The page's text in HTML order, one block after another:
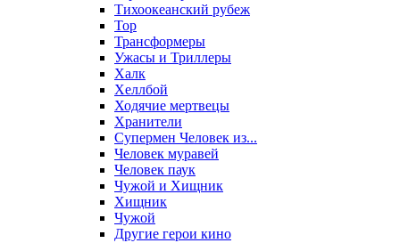
Тихоокеанский рубеж
Тор
Трансформеры
Ужасы и Триллеры
Халк
Хеллбой
Ходячие мертвецы
Хранители
Супермен Человек из...
Человек муравей
Человек паук
Чужой и Хищник
Хищник
Чужой
Другие герои кино